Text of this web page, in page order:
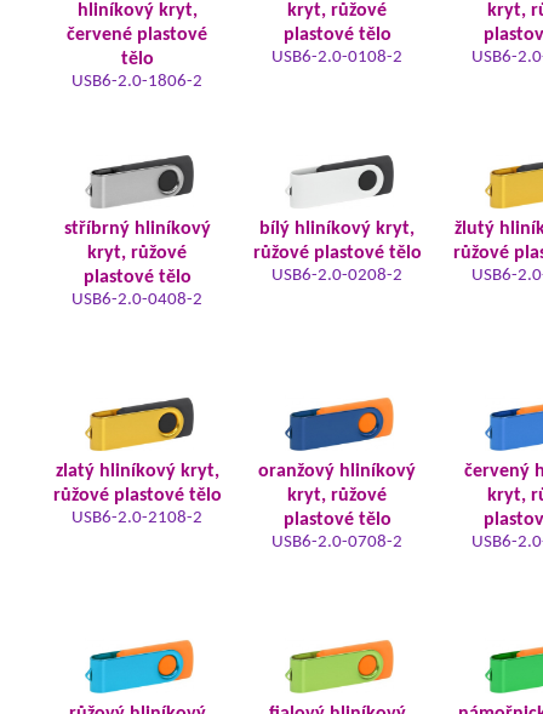
hliníkový kryt,
červené plastové
tělo
USB6-2.0-1806-2
kryt, růžové
plastové tělo
USB6-2.0-0108-2
kryt,
USB6-
stříbrný hliníkový
kryt, růžové
plastové tělo
USB6-2.0-0408-2
bílý hliníkový kryt,
růžové plastové tělo
USB6-2.0-0208-2
žlutý
růžové
USB6-
zlatý hliníkový kryt,
růžové plastové tělo
USB6-2.0-2108-2
oranžový hliníkový
kryt, růžové
plastové tělo
USB6-2.0-0708-2
červený
kryt,
USB6-